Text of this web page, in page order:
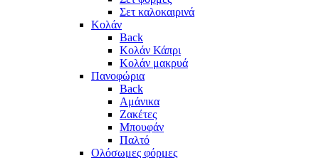
Σετ καλοκαιρινά
Κολάν
Back
Κολάν Κάπρι
Κολάν μακρυά
Πανοφώρια
Back
Αμάνικα
Ζακέτες
Μπουφάν
Παλτό
Ολόσωμες φόρμες